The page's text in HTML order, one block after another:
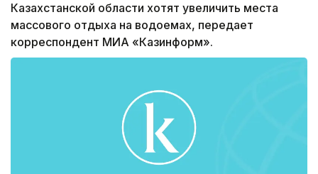
Казахстанской области хотят увеличить места
массового отдыха на водоемах, передает
корреспондент МИА «Казинформ».